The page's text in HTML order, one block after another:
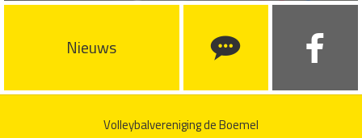
Nieuws
Volleybalvereniging de Boemel